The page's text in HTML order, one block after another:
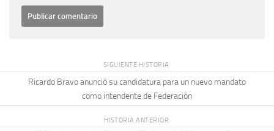
SIGUIENTE HISTORIA
Ricardo Bravo anunció su candidatura para un nuevo mandato
como intendente de Federación
HISTORIA ANTERIOR